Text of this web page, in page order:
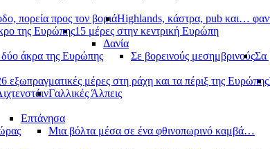
πορεία προς τον βοριάHighlands, κάστρα, pub και…
της Ευρώπης15 μέρες στην κεντρική Ευρώπη
δύο άκρα της Ευρώπης
Δανία
Σε βορεινούς μεσημβρινούςΣα
εξωπραγματικές μέρες στη ράχη και τα πέριξ της Ευρώπης
Γαλλικές Άλπεις
Επτάνησα
Μια βόλτα μέσα σε ένα φθινοπωρινό καμβά…